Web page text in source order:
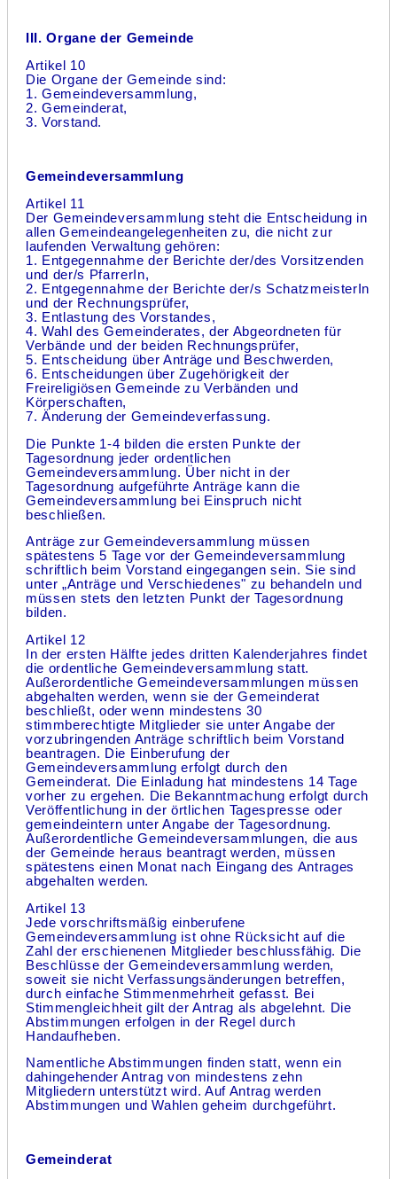
III. Organe der Gemeinde
Artikel 10
Die Organe der Gemeinde sind:
1. Gemeindeversammlung,
2. Gemeinderat,
3. Vorstand.
Gemeindeversammlung
Artikel 11
Der Gemeindeversammlung steht die Entscheidung in
allen Gemeindeangelegenheiten zu, die nicht zur
laufenden Verwaltung gehören:
1. Entgegennahme der Berichte der/des Vorsitzenden
und der/s PfarrerIn,
2. Entgegennahme der Berichte der/s SchatzmeisterIn
und der Rechnungsprüfer,
3. Entlastung des Vorstandes,
4. Wahl des Gemeinderates, der Abgeordneten für
Verbände und der beiden Rechnungsprüfer,
5. Entscheidung über Anträge und Beschwerden,
6. Entscheidungen über Zugehörigkeit der
Freireligiösen Gemeinde zu Verbänden und
Körperschaften,
7. Änderung der Gemeindeverfassung.
Die Punkte 1-4 bilden die ersten Punkte der
Tagesordnung jeder ordentlichen
Gemeindeversammlung. Über nicht in der
Tagesordnung aufgeführte Anträge kann die
Gemeindeversammlung bei Einspruch nicht
beschließen.
Anträge zur Gemeindeversammlung müssen
spätestens 5 Tage vor der Gemeindeversammlung
schriftlich beim Vorstand eingegangen sein. Sie sind
unter „Anträge und Verschiedenes" zu behandeln und
müssen stets den letzten Punkt der Tagesordnung
bilden.
Artikel 12
In der ersten Hälfte jedes dritten Kalenderjahres findet
die ordentliche Gemeindeversammlung statt.
Außerordentliche Gemeindeversammlungen müssen
abgehalten werden, wenn sie der Gemeinderat
beschließt, oder wenn mindestens 30
stimmberechtigte Mitglieder sie unter Angabe der
vorzubringenden Anträge schriftlich beim Vorstand
beantragen. Die Einberufung der
Gemeindeversammlung erfolgt durch den
Gemeinderat. Die Einladung hat mindestens 14 Tage
vorher zu ergehen. Die Bekanntmachung erfolgt durch
Veröffentlichung in der örtlichen Tagespresse oder
gemeindeintern unter Angabe der Tagesordnung.
Außerordentliche Gemeindeversammlungen, die aus
der Gemeinde heraus beantragt werden, müssen
spätestens einen Monat nach Eingang des Antrages
abgehalten werden.
Artikel 13
Jede vorschriftsmäßig einberufene
Gemeindeversammlung ist ohne Rücksicht auf die
Zahl der erschienenen Mitglieder beschlussfähig. Die
Beschlüsse der Gemeindeversammlung werden,
soweit sie nicht Verfassungsänderungen betreffen,
durch einfache Stimmenmehrheit gefasst. Bei
Stimmengleichheit gilt der Antrag als abgelehnt. Die
Abstimmungen erfolgen in der Regel durch
Handaufheben.
Namentliche Abstimmungen finden statt, wenn ein
dahingehender Antrag von mindestens zehn
Mitgliedern unterstützt wird. Auf Antrag werden
Abstimmungen und Wahlen geheim durchgeführt.
Gemeinderat